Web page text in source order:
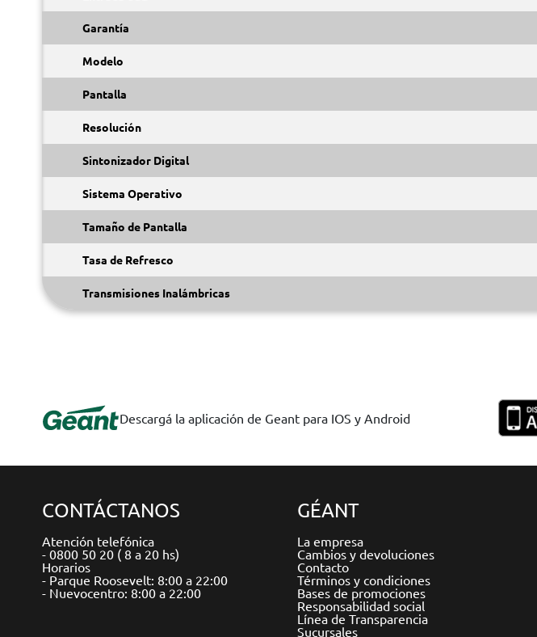
Garantía
Modelo
Pantalla
Resolución
Sintonizador Digital
Sistema Operativo
Tamaño de Pantalla
Tasa de Refresco
Transmisiones Inalámbricas
Descargá la aplicación de Geant para IOS y Android
CONTÁCTANOS
Atención telefónica
- 0800 50 20 ( 8 a 20 hs)
Horarios
- Parque Roosevelt: 8:00 a 22:00
- Nuevocentro: 8:00 a 22:00
GÉANT
La empresa
Cambios y devoluciones
Contacto
Términos y condiciones
Bases de promociones
Responsabilidad social
Línea de Transparencia
Sucursales